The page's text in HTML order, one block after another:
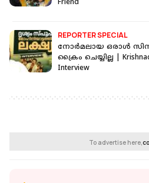
Friend
REPORTER SPECIAL
നോര്‍മലായ ഒരാള്‍
ക്രൈം ചെയ്യില്ല |
Interview
To advertise here,